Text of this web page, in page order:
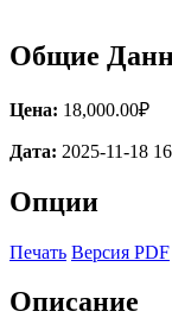
Общие
Цена: 18,000.00₽
Дата: 2025-11-18
Опции
Печать Версия PDF
Описание